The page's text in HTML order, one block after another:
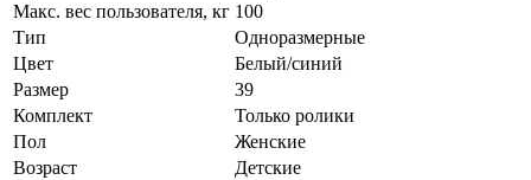
Макс. вес пользователя, кг 100
Тип
Одноразмерные
Цвет
Белый/синий
Размер
39
Комплект
Только ролики
Пол
Женские
Возраст
Детские